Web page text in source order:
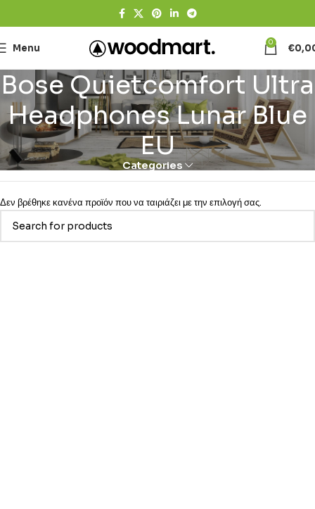
Menu 0 €
Bose Quietcomfort Ultra
Headphones Lunar Blue
EU
Categories
Δεν βρέθηκε κανένα προϊόν που να ταιριάζει με την επιλογή σας.